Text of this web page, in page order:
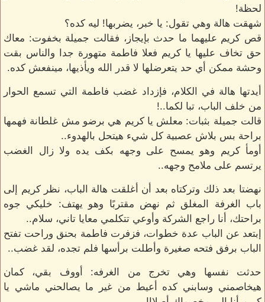
لحظة!
شهقت هالة وهي تقول: يا خبر، يضربها! ليه كده؟
قص كريم عليهما ما حدث بإيجاز، فقالت جميلة بخفوت: معاك
حق تخاف عليها يا كريم فعلا فاطمة متهورة جدا والناس بقت
وحشة ممكن أي حد يتعرضلها لا قدر الله ويأذيها، مينفعش كده.
أيدتها هالة في الكلام، فإزداد غضب فاطمة التي تسمع الحوار
من خلف الباب، تبا لكما..!
قالت جميلة بثبات: معلش يا كريم هي برضو مش غلطانة فهمها
براحة بس بلاش عصبية كل شيء هيتحل بالهدوء..
أومأ كريم وهو يمسح على وجهه بكف يده ولا زال الغضب
يرتسم على ملامح وجهه..
نهضتا بعد ذلك وتركتاه بعد أن أغلقت هالة الباب، نظر كريم إلى
باب الغرفة المغلق ثم نهض مقتربًا وهو يهتف: خليكي جوه
براحتك، أنا راجع الشركة وأوعي تتكلمي معايا تاني، سلام..
إبتعد عن الباب عدة خطوات، فزفرت فاطمة بحنق وراحت تفتح
الباب برفق فتحه صغيرة وأطلت برأسها فلم تجده، لقد غضب..
حدثت نفسها وهي تخرج من الغرفه: أووف بقي، كمان
هيخاصمني وسابني كده أعيط من غير ما يصالحني ماشي يا